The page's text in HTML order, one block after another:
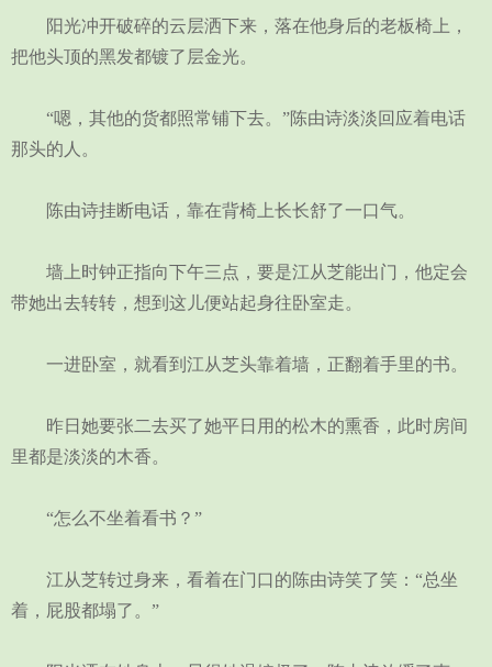
阳光冲开破碎的云层洒下来，落在他身后的老板椅上，
把他头顶的黑发都镀了层金光。
“嗯，其他的货都照常铺下去。”陈由诗淡淡回应着电话
那头的人。
陈由诗挂断电话，靠在背椅上长长舒了一口气。
墙上时钟正指向下午三点，要是江从芝能出门，他定会
带她出去转转，想到这儿便站起身往卧室走。
一进卧室，就看到江从芝头靠着墙，正翻着手里的书。
昨日她要张二去买了她平日用的松木的熏香，此时房间
里都是淡淡的木香。
“怎么不坐着看书？”
江从芝转过身来，看着在门口的陈由诗笑了笑：“总坐
着，屁股都塌了。”